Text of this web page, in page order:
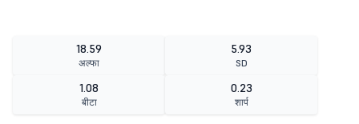
18.59
अल्फा
5.93
SD
1.08
बीटा
0.23
शार्प